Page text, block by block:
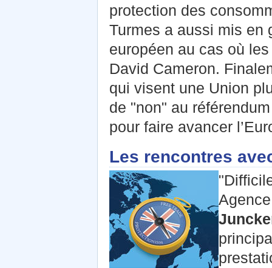
protection des
Turmes a aussi mis en
européen au cas où
David Cameron.
qui visent une Union
de "non" au
pour faire avancer
Les rencontres